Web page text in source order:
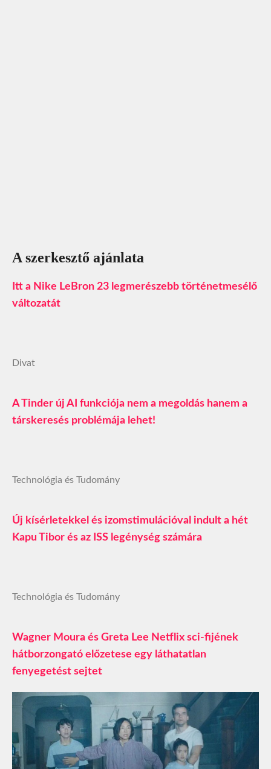
A szerkesztő ajánlata
Itt a Nike LeBron 23 legmerészebb történetmesélő
változatát
Divat
A Tinder új AI funkciója nem a megoldás hanem a
társkeresés problémája lehet!
Technológia és Tudomány
Új kísérletekkel és izomstimulációval indult a hét
Kapu Tibor és az ISS legénység számára
Technológia és Tudomány
Wagner Moura és Greta Lee Netflix sci-fijének
hátborzongató előzetese egy láthatatlan
fenyegetést sejtet